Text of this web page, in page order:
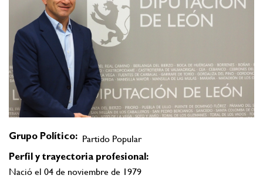
Grupo Político: Partido Popular
Perfil y trayectoria profesional:
Nació el 04 de noviembre de 1979